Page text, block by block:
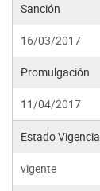
Sanción
16/03/2017
Promulgación
11/04/2017
Estado Vigencia
vigente